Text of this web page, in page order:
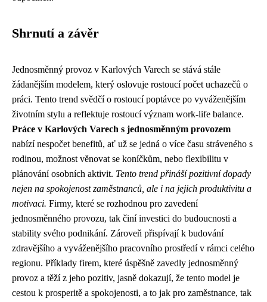
Shrnutí a závěr
Jednosměnný provoz v Karlových Varech se stává stále
žádanějším modelem, který oslovuje rostoucí počet uchazečů o
práci. Tento trend svědčí o rostoucí poptávce po vyváženějším
životním stylu a reflektuje rostoucí význam work-life balance.
Práce v Karlových Varech s jednosměnným provozem
nabízí nespočet benefitů, ať už se jedná o více času stráveného s
rodinou, možnost věnovat se koníčkům, nebo flexibilitu v
plánování osobních aktivit. Tento trend přináší pozitivní dopady
nejen na spokojenost zaměstnanců, ale i na jejich produktivitu a
motivaci. Firmy, které se rozhodnou pro zavedení
jednosměnného provozu, tak činí investici do budoucnosti a
stability svého podnikání. Zároveň přispívají k budování
zdravějšího a vyváženějšího pracovního prostředí v rámci celého
regionu. Příklady firem, které úspěšně zavedly jednosměnný
provoz a těží z jeho pozitiv, jasně dokazují, že tento model je
cestou k prosperitě a spokojenosti, a to jak pro zaměstnance, tak